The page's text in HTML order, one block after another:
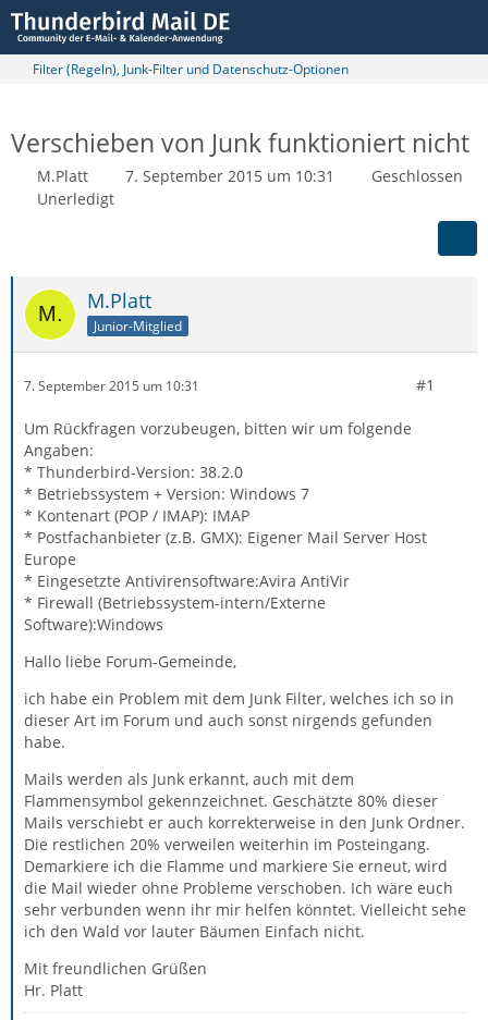
Filter (Regeln), Junk-Filter und Datenschutz-Optionen
Verschieben von Junk funktioniert nicht
M.Platt 7. September 2015 um 10:31
Geschlossen
Unerledigt
M.Platt
Junior-Mitglied
7. September 2015 um 10:31 #1
Um Rückfragen vorzubeugen, bitten wir um folgende
Angaben:
* Thunderbird-Version: 38.2.0
* Betriebssystem + Version: Windows 7
* Kontenart (POP / IMAP): IMAP
* Postfachanbieter (z.B. GMX): Eigener Mail Server Host
Europe
* Eingesetzte Antivirensoftware:Avira AntiVir
* Firewall (Betriebssystem-intern/Externe
Software):Windows
Hallo liebe Forum-Gemeinde,
ich habe ein Problem mit dem Junk Filter, welches ich so in
dieser Art im Forum und auch sonst nirgends gefunden
habe.
Mails werden als Junk erkannt, auch mit dem
Flammensymbol gekennzeichnet. Geschätzte 80% dieser
Mails verschiebt er auch korrekterweise in den Junk Ordner.
Die restlichen 20% verweilen weiterhin im Posteingang.
Demarkiere ich die Flamme und markiere Sie erneut, wird
die Mail wieder ohne Probleme verschoben. Ich wäre euch
sehr verbunden wenn ihr mir helfen könntet. Vielleicht sehe
ich den Wald vor lauter Bäumen Einfach nicht.
Mit freundlichen Grüßen
Hr. Platt